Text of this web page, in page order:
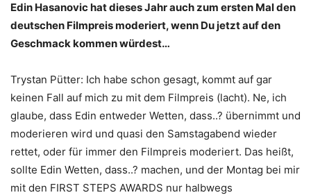
Edin Hasanovic hat dieses Jahr auch zum ersten Mal den
deutschen Filmpreis moderiert, wenn Du jetzt auf den
Geschmack kommen würdest…
Trystan Pütter: Ich habe schon gesagt, kommt auf gar
keinen Fall auf mich zu mit dem Filmpreis (lacht). Ne, ich
glaube, dass Edin entweder Wetten, dass..? übernimmt und
moderieren wird und quasi den Samstagabend wieder
rettet, oder für immer den Filmpreis moderiert. Das heißt,
sollte Edin Wetten, dass..? machen, und der Montag bei mir
mit den FIRST STEPS AWARDS nur halbwegs